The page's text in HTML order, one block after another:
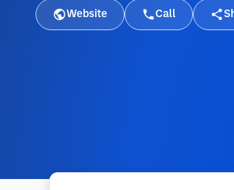
Website Call